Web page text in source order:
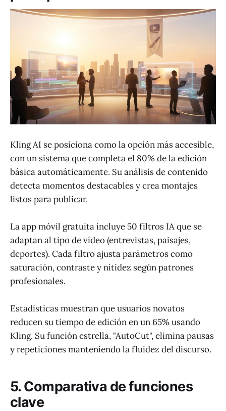
Kling AI se posiciona como la opción más accesible,
con un sistema que completa el 80% de la edición
básica automáticamente. Su análisis de contenido
detecta momentos destacables y crea montajes
listos para publicar.
La app móvil gratuita incluye 50 filtros IA que se
adaptan al tipo de vídeo (entrevistas, paisajes,
deportes). Cada filtro ajusta parámetros como
saturación, contraste y nitidez según patrones
profesionales.
Estadísticas muestran que usuarios novatos
reducen su tiempo de edición en un 65% usando
Kling. Su función estrella, "AutoCut", elimina pausas
y repeticiones manteniendo la fluidez del discurso.
5. Comparativa de funciones
clave